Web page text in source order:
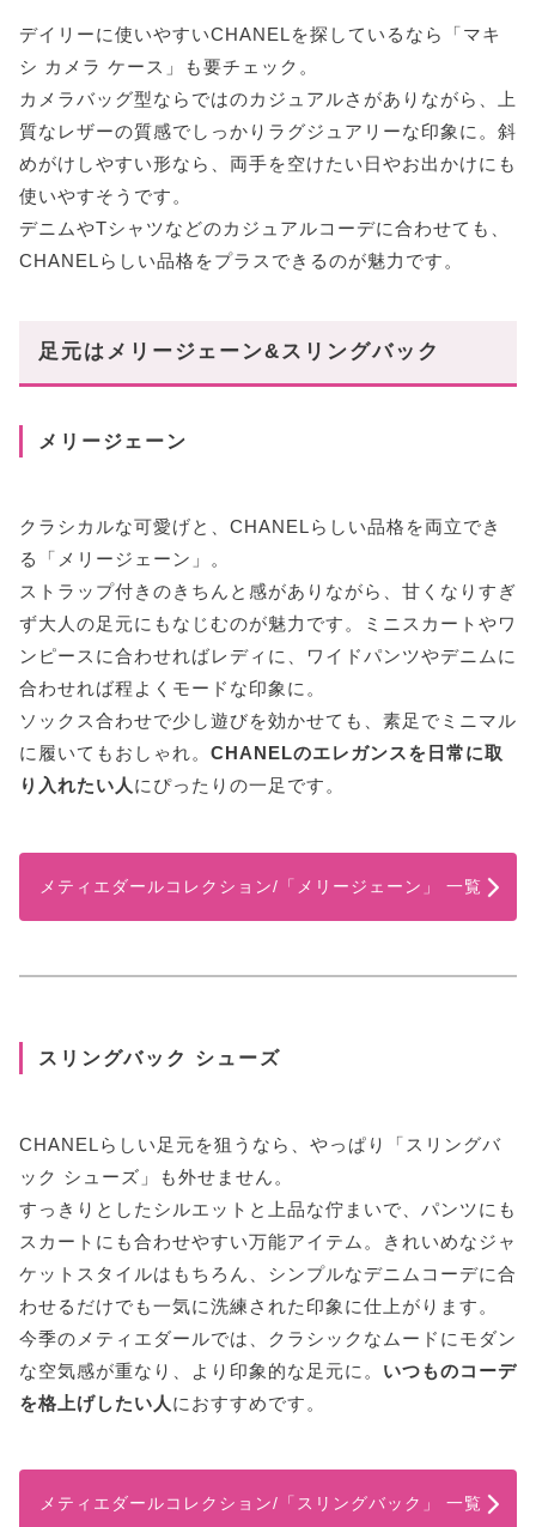
デイリーに使いやすいCHANELを探しているなら「マキ
シ カメラ ケース」も要チェック。
カメラバッグ型ならではのカジュアルさがありながら、上
質なレザーの質感でしっかりラグジュアリーな印象に。斜
めがけしやすい形なら、両手を空けたい日やお出かけにも
使いやすそうです。
デニムやTシャツなどのカジュアルコーデに合わせても、
CHANELらしい品格をプラスできるのが魅力です。
足元はメリージェーン&スリングバック
メリージェーン
クラシカルな可愛げと、CHANELらしい品格を両立でき
る「メリージェーン」。
ストラップ付きのきちんと感がありながら、甘くなりすぎ
ず大人の足元にもなじむのが魅力です。ミニスカートやワ
ンピースに合わせればレディに、ワイドパンツやデニムに
合わせれば程よくモードな印象に。
ソックス合わせで少し遊びを効かせても、素足でミニマル
に履いてもおしゃれ。 CHANELのエレガンスを日常に取
り入れたい人にぴったりの一足です。
メティエダールコレクション/「メリージェーン」 一覧
スリングバック シューズ
CHANELらしい足元を狙うなら、やっぱり「スリングバ
ック シューズ」も外せません。
すっきりとしたシルエットと上品な佇まいで、パンツにも
スカートにも合わせやすい万能アイテム。きれいめなジャ
ケットスタイルはもちろん、シンプルなデニムコーデに合
わせるだけでも一気に洗練された印象に仕上がります。
今季のメティエダールでは、クラシックなムードにモダン
な空気感が重なり、より印象的な足元に。 いつものコーデ
を格上げしたい人 におすすめです。
メティエダールコレクション/「スリングバック」 一覧